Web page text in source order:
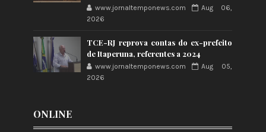
www.jornaltemponews.com
Aug 06,
2026
TCE-RJ reprova contas do ex-prefeito
de Itaperuna, referentes a 2024
www.jornaltemponews.com
Aug 05,
2026
ONLINE